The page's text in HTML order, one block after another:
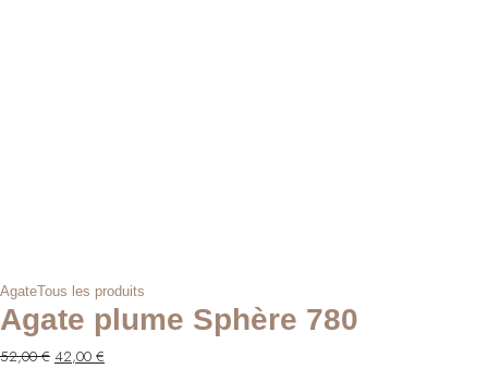
AgateTous les produits
Agate plume Sphère 780
52,00€ Le
42,00 €